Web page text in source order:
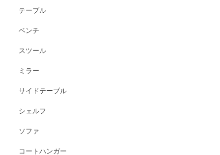
テーブル
ベンチ
スツール
ミラー
サイドテーブル
シェルフ
ソファ
コートハンガー